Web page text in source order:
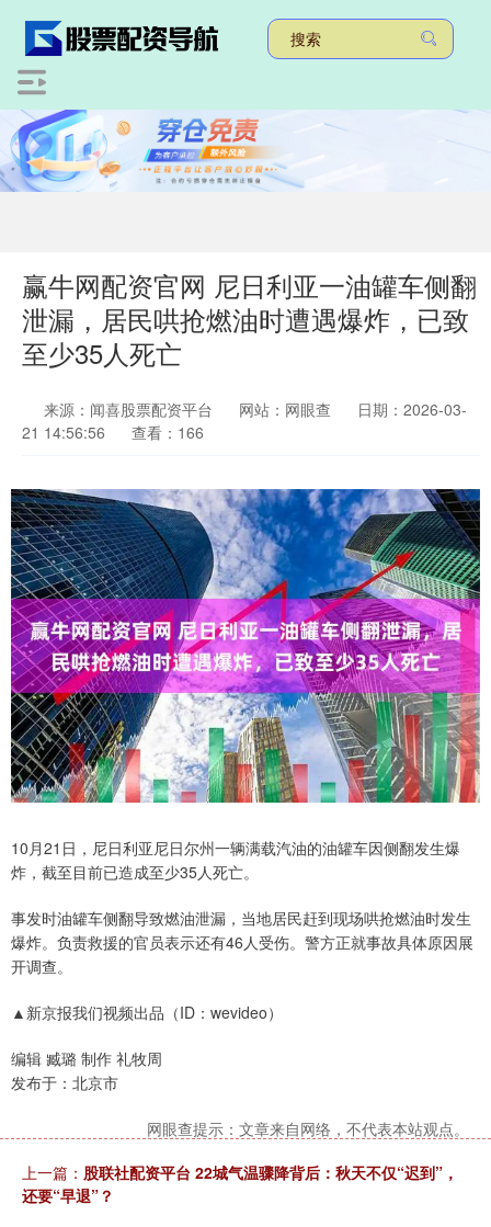
赢牛网配资官网 尼日利亚一油罐车侧翻
泄漏，居民哄抢燃油时遭遇爆炸，已致
至少35人死亡
来源：闻喜股票配资平台 网站：网眼查
日期：2026-03-
21 14:56:56
查看：166
10月21日，尼日利亚尼日尔州一辆满载汽油的油罐车因侧翻发生爆
炸，截至目前已造成至少35人死亡。
事发时油罐车侧翻导致燃油泄漏，当地居民赶到现场哄抢燃油时发生
爆炸。负责救援的官员表示还有46人受伤。警方正就事故具体原因展
开调查。
▲新京报我们视频出品（ID：wevideo）
编辑 臧璐 制作 礼牧周
发布于：北京市
网眼查提示：文章来自网络，不代表本站观点。
上一篇： 股联社配资平台 22城气温骤降背后：秋天不仅“迟到”，
还要“早退”？